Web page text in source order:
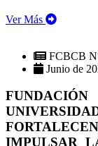
Ver Más
FCBCB
Junio de
IMPULSAR